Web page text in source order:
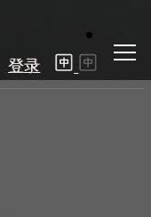
登录